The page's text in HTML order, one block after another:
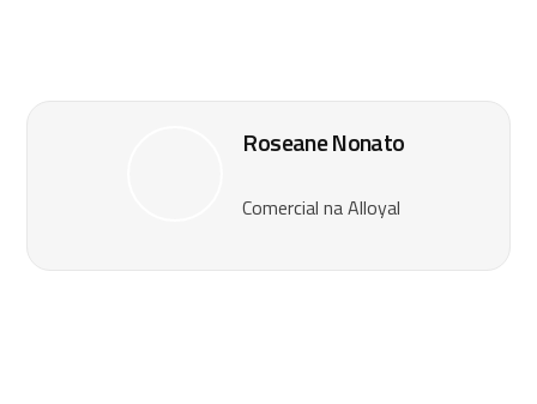
Roseane Nonato
Comercial na Alloyal